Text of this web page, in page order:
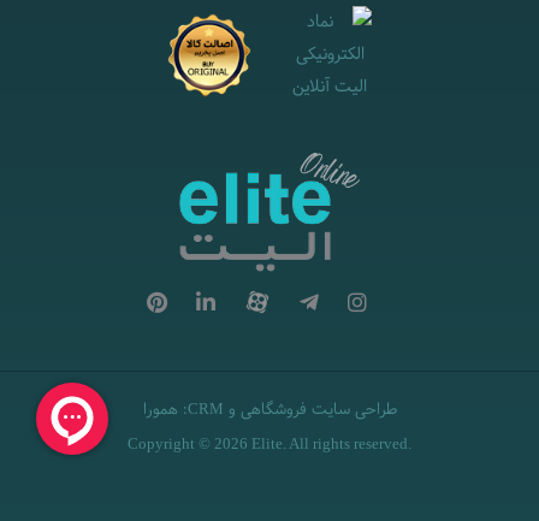
طراحی سایت فروشگاهی و CRM
: همورا
Copyright © 2026 Elite. All rights reserved.